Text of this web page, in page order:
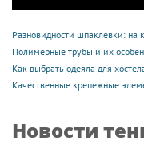
Разновидности шпаклевки: на
Полимерные трубы и их
Как выбрать одеяла для
Качественные крепежные
Новости